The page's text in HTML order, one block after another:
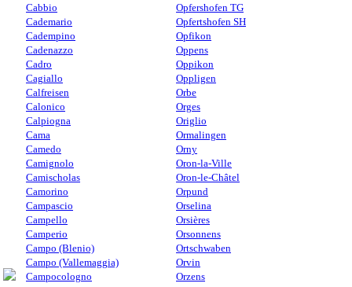
Cabbio
Cademario
Cadempino
Cadenazzo
Cadro
Cagiallo
Calfreisen
Calonico
Calpiogna
Cama
Camedo
Camignolo
Camischolas
Camorino
Campascio
Campello
Camperio
Campo (Blenio)
Campo (Vallemaggia)
Campocologno
Opfershofen TG
Opfertshofen SH
Opfikon
Oppens
Oppikon
Oppligen
Orbe
Orges
Origlio
Ormalingen
Orny
Oron-la-Ville
Oron-le-Châtel
Orpund
Orselina
Orsières
Orsonnens
Ortschwaben
Orvin
Orzens